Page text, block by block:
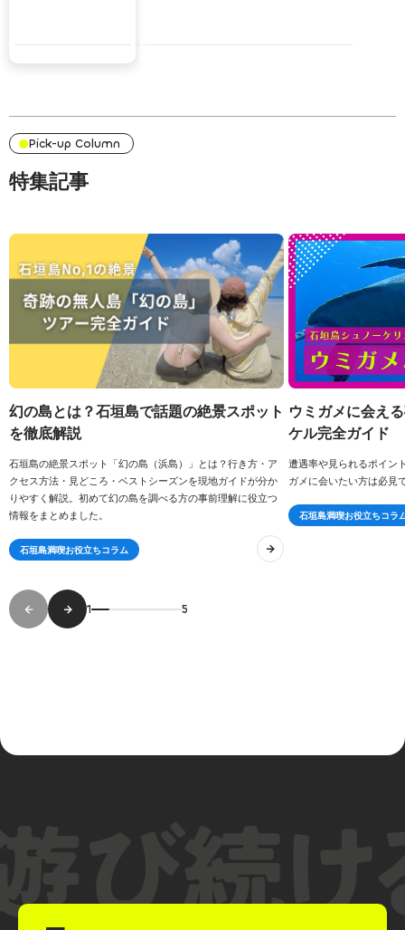
全の為ツアーのご参加は出来ません。当日該当される方がい
こちらのシュノーケルツアーは、ウミガメまたはマンタを探
しに行くツアーです。2つの生き物はそれぞれの生息域が異な
るため、いずれかの生き物に高確率で出会える場所へ様々な
状況を考慮した上で（天候・海況・直近の遭遇率など）当日
船長が決定いたします。お客様によるリクエストはお受けで
こちらのコースは5才からご参加可能です。浮き輪なしで泳げ
るお子さんがご参加可能です。
無料GoProレンタルをご希望の方はマイクロSDをご持参くだ
さい。ご用意できない場合は現地販売もございます。
（2,000円）
わないサンダル等
必要な方は、日焼け止め・日焼け対策用のラッシュガード等
をご持参ください。
※石垣島の港には更衣室やロッカー等の施設がございません。
そのため、水着は予めご着用の上お越しください。お荷物も
最小限にてお願いいたします。
無料GoProレンタルをご希望の方はマイクロSDをご持参くだ
しに行くツアーです。2つの生き物はそれぞれの生息域が異な
Pick-up Column
特集記事
幻の島とは？石垣島で話題の絶景スポット
を徹底解説
石垣島の絶景スポット「幻の島（浜島）」とは？行き方・ア
クセス方法・見どころ・ベストシーズンを現地ガイドが分か
りやすく解説。初めて幻の島を調べる方の事前理解に役立つ
情報をまとめました。
石垣島満喫お役立ちコラム
ウミガメに会え
ケル完全ガイド
遭遇率や見られるポイン
ガメに会いたい方は必見
石垣島満喫お役立ちコラ
1 5